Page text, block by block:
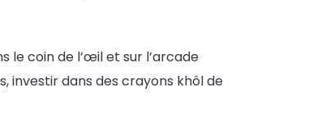
le coin de l’œil et sur l’arcade
investir dans des crayons khôl de